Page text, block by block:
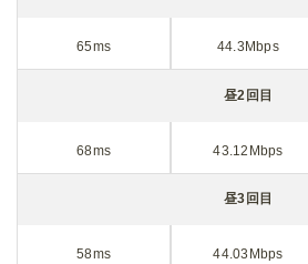
65ms 44.3Mbps
昼2回目
68ms 43.12Mbps
昼3回目
58ms 44.03Mbps